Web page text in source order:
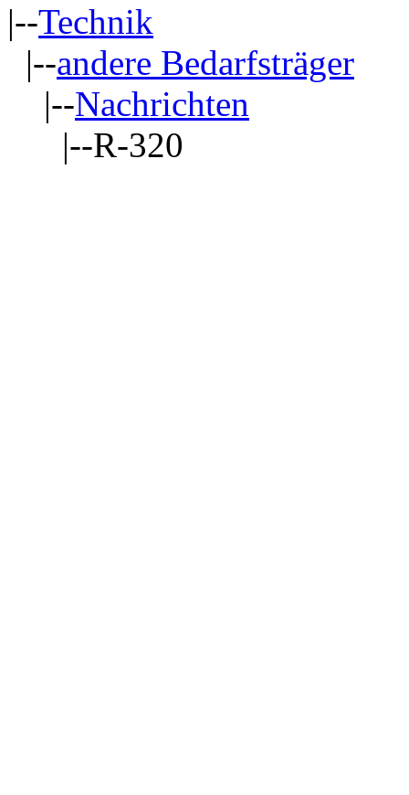
|--Technik
|--andere Bedarfsträger
|--Nachrichten
|--R-320